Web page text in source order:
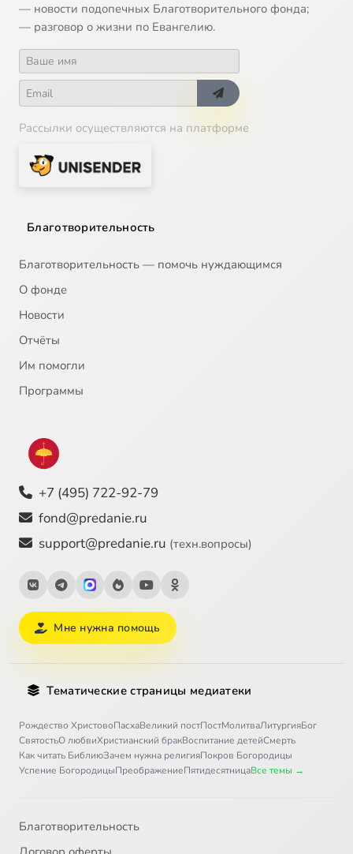
— новости подопечных Благотворительного фонда;
— разговор о жизни по Евангелию.
Рассылки осуществляются на платформе
Благотворительность
Благотворительность — помочь нуждающимся
О фонде
Новости
Отчёты
Им помогли
Программы
+7 (495) 722-92-79
fond@predanie.ru
support@predanie.ru (техн.вопросы)
Мне нужна помощь
Тематические страницы медиатеки
Рождество ХристовоПасхаВеликий постПостМолитваЛитургияБог
СвятостьО любвиХристианский бракВоспитание детейСмерть
Как читать БиблиюЗачем нужна религияПокров Богородицы
Успение БогородицыПреображениеПятидесятницаВсе темы →
Благотворительность